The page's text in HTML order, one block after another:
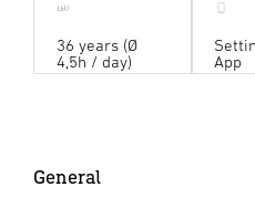
36 years (Ø
4,5h / day)
App
General